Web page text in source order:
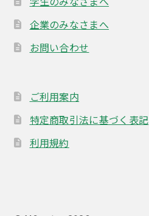
企業のみなさまへ
お問い合わせ
ご利用案内
特定商取引法に基づく表記
利用規約